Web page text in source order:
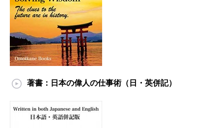
著書：日本の偉人の仕事術（日・英併記）